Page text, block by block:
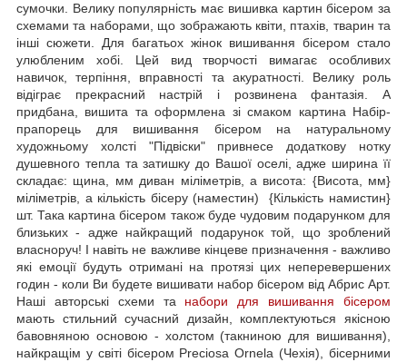
сумочки. Велику популярність має вишивка картин бісером за
схемами та наборами, що зображають квіти, птахів, тварин та
інші сюжети. Для багатьох жінок вишивання бісером стало
улюбленим хобі. Цей вид творчості вимагає особливих
навичок, терпіння, вправності та акуратності. Велику роль
відіграє прекрасний настрій і розвинена фантазія. А
придбана, вишита та оформлена зі смаком картина Набір-
прапорець для вишивання бісером на натуральному
художньому холсті "Підвіски" привнесе додаткову нотку
душевного тепла та затишку до Вашої оселі, адже ширина її
складає: щина, мм диван міліметрів, а висота: {Висота, мм}
міліметрів, а кількість бісеру (наместин) {Кількість намистин}
шт. Така картина бісером також буде чудовим подарунком для
близьких - адже найкращий подарунок той, що зроблений
власноруч! І навіть не важливе кінцеве призначення - важливо
які емоції будуть отримані на протязі цих неперевершених
годин - коли Ви будете вишивати набор бісером від Абрис Арт.
Наші авторські схеми та набори для вишивання бісером
мають стильний сучасний дизайн, комплектуються якісною
бавовняною основою - холстом (такниною для вишивання),
найкращім у світі бісером Preciosa Ornela (Чехія), бісерними